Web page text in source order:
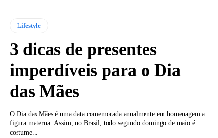
Lifestyle
3 dicas de presentes
imperdíveis para o Dia
das Mães
O Dia das Mães é uma data comemorada anualmente em homenagem a
figura materna. Assim, no Brasil, todo segundo domingo de maio é
costume...